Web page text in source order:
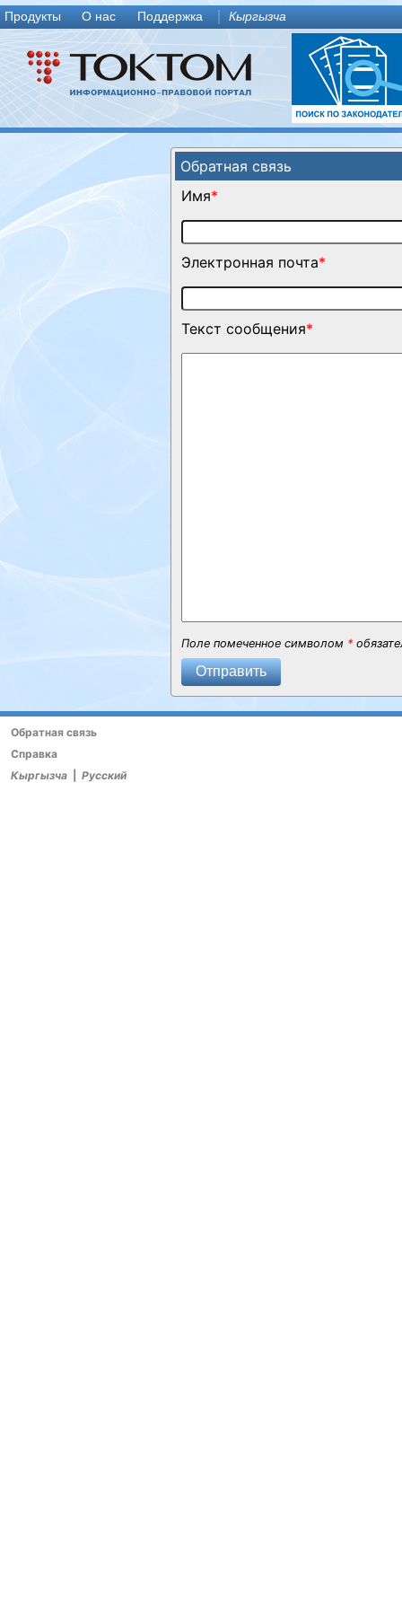
Продукты О нас Поддержка Кыргызча
Обратная связь
Имя*
Электронная почта*
Текст сообщения*
Поле помеченное символом *
Отправить
Обратная связь
Справка
Кыргызча
Русский